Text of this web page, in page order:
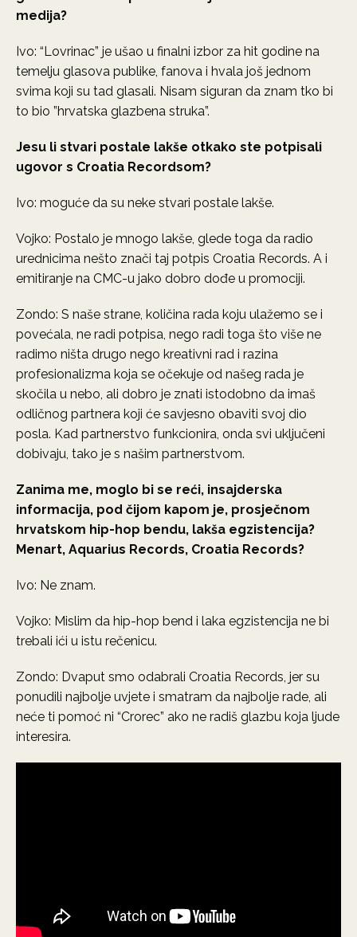
medija?
Ivo: “Lovrinac” je ušao u finalni izbor za hit godine na
temelju glasova publike, fanova i hvala još jednom
svima koji su tad glasali. Nisam siguran da znam tko bi
to bio ”hrvatska glazbena struka”.
Jesu li stvari postale lakše otkako ste potpisali
ugovor s Croatia Recordsom?
Ivo: moguće da su neke stvari postale lakše.
Vojko: Postalo je mnogo lakše, glede toga da radio
urednicima nešto znači taj potpis Croatia Records. A i
emitiranje na CMC-u jako dobro dođe u promociji.
Zondo: S naše strane, količina rada koju ulažemo se i
povećala, ne radi potpisa, nego radi toga što više ne
radimo ništa drugo nego kreativni rad i razina
profesionalizma koja se očekuje od našeg rada je
skočila u nebo, ali dobro je znati istodobno da imaš
odličnog partnera koji će savjesno obaviti svoj dio
posla. Kad partnerstvo funkcionira, onda svi uključeni
dobivaju, tako je s našim partnerstvom.
Zanima me, moglo bi se reći, insajderska
informacija, pod čijom kapom je, prosječnom
hrvatskom hip-hop bendu, lakša egzistencija?
Menart, Aquarius Records, Croatia Records?
Ivo: Ne znam.
Vojko: Mislim da hip-hop bend i laka egzistencija ne bi
trebali ići u istu rečenicu.
Zondo: Dvaput smo odabrali Croatia Records, jer su
ponudili najbolje uvjete i smatram da najbolje rade, ali
neće ti pomoć ni “Crorec” ako ne radiš glazbu koja ljude
interesira.